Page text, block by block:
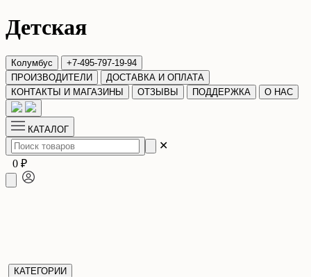
Детская
Колумбус
+7-495-797-19-94
ПРОИЗВОДИТЕЛИ
ДОСТАВКА И ОПЛАТА
КОНТАКТЫ И МАГАЗИНЫ
ОТЗЫВЫ ПОДДЕРЖКА О НАС
КАТАЛОГ
✕
0 ₽
КАТЕГОРИИ